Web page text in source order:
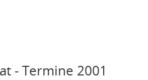
- Termine 2001